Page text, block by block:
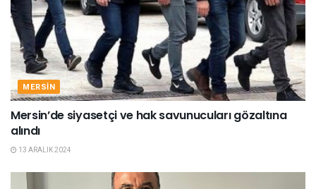
MERSIN
Mersin’de siyasetçi ve hak savunucuları gözaltına
alındı
13 ARALIK 2024